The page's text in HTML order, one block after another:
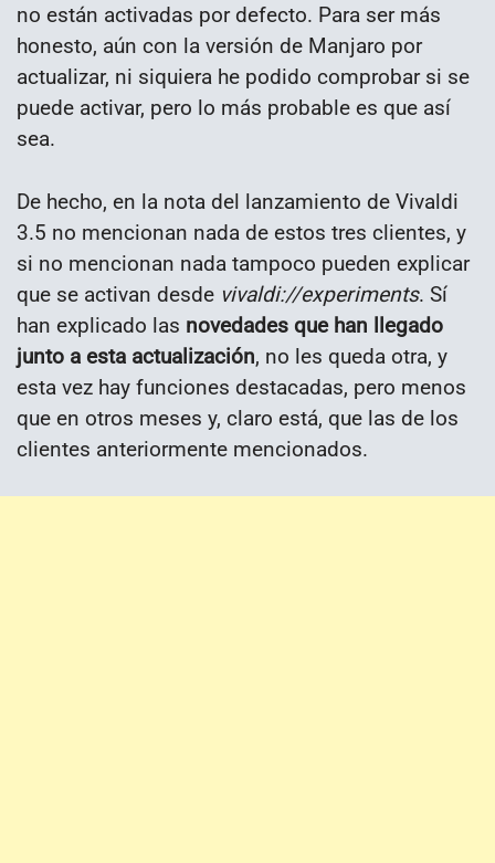
no están activadas por defecto. Para ser más
honesto, aún con la versión de Manjaro por
actualizar, ni siquiera he podido comprobar si se
puede activar, pero lo más probable es que así
sea.
De hecho, en la nota del lanzamiento de Vivaldi
3.5 no mencionan nada de estos tres clientes, y
si no mencionan nada tampoco pueden explicar
que se activan desde vivaldi://experiments. Sí
han explicado las novedades que han llegado
junto a esta actualización, no les queda otra, y
esta vez hay funciones destacadas, pero menos
que en otros meses y, claro está, que las de los
clientes anteriormente mencionados.